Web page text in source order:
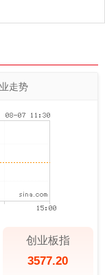
走势
创业板指
3577.20